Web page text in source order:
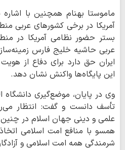
ماموستا بهنام همچنین با
آمریکا در برخی کشورهای عربی
بستر حضور نظامی آمریکا در
عربی حاشیه خلیج فارس
ایران حق دارد برای دفاع از
این پایگاه‌ها واکنش نشان دهد.
وی در پایان، موضع‌گیری دانشگاه
تأسف دانست و گفت: انتظار
علمی و دینی جهان اسلام در
همسو با منافع امت اسلامی
شرمندگی همه امت اسلامی و